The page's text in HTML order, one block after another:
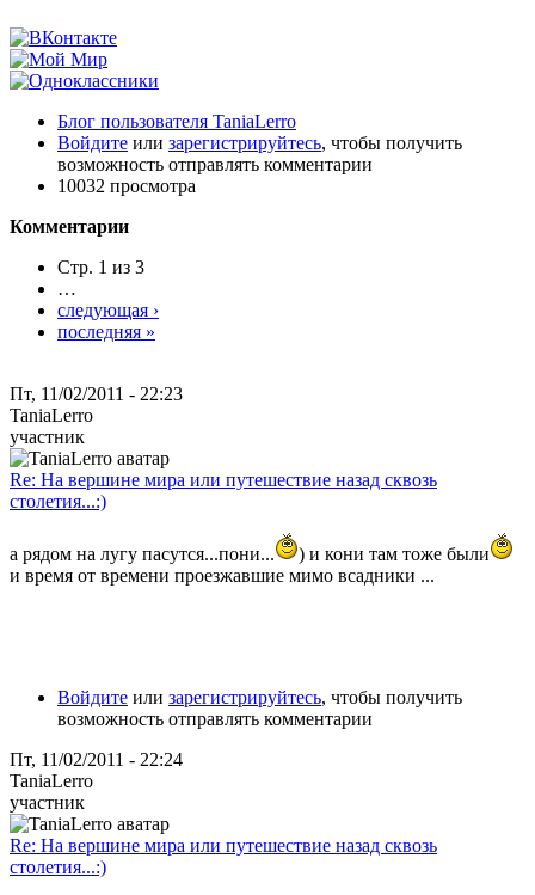
Блог пользователя TaniaLerro
Войдите или зарегистрируйтесь, чтобы получить
возможность отправлять комментарии
10032 просмотра
Комментарии
Стр. 1 из 3
…
следующая ›
последняя »
Пт, 11/02/2011 - 22:23
TaniaLerro
участник
Re: На вершине мира или путешествие назад сквозь
столетия...:)
а рядом на лугу пасутся...пони...
) и кони там тоже были
и время от времени проезжавшие мимо всадники ...
Войдите или зарегистрируйтесь, чтобы получить
возможность отправлять комментарии
Пт, 11/02/2011 - 22:24
TaniaLerro
участник
Re: На вершине мира или путешествие назад сквозь
столетия...:)